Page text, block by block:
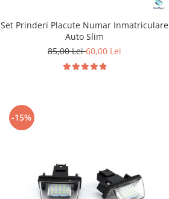
Set Prinderi Placute Numar Inmatriculare
Auto Slim
85,00 Lei60,00 Lei
-15%